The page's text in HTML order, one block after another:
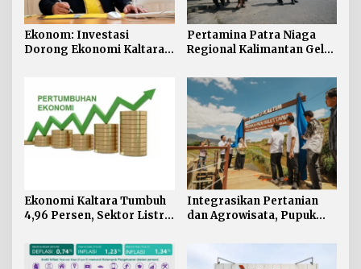
Ekonom: Investasi
Dorong Ekonomi Kaltara,
Pertamina Patra Niaga
Regional Kalimantan Gelar
Fuel Terminal Tarakan
Ekonomi Kaltara Tumbuh
4,96 Persen, Sektor Listrik
Integrasikan Pertanian
dan Agrowisata, Pupuk
Kampung Sawah Abadi di
Bulutana Sulsel